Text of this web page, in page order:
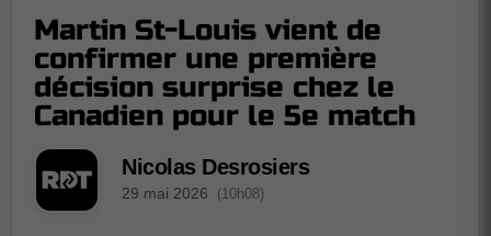
Martin St-Louis vient de
confirmer une première
décision surprise chez le
Canadien pour le 5e match
Nicolas Desrosiers
29 mai 2026 (10h08)